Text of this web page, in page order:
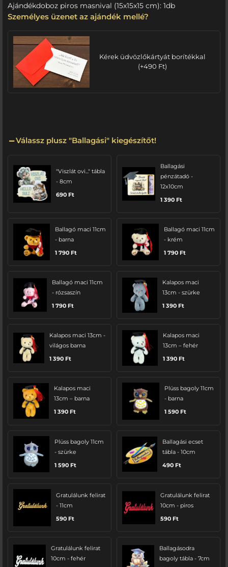
Ajándékdoboz piros masnival (15x15x15 cm): 1db
Személyes üzenet az ajándék mellé?
Kérek üdvözlőkártyát borítékkal
(+490 Ft)
Válassz plusz "Ballagási" kiegészítőt!
"Viszlát ovi..." tábla
- 8cm
690 Ft
Ballagási
pénzátadó -
12x10cm
1 390 Ft
Ballagó maci 11cm
- barna
1 790 Ft
Ballagó maci 11cm
- krém
1 790 Ft
Ballagó maci 11cm
- rózsaszín
1 790 Ft
Kalapos maci
13cm - szürke
1 390 Ft
Kalapos maci 13cm -
világos barna
1 390 Ft
Kalapos maci
13cm – fehér
1 390 Ft
Kalapos maci
13cm – barna
1 390 Ft
Plüss bagoly 11cm
- barna
1 590 Ft
Plüss bagoly 11cm
- szürke
1 590 Ft
Ballagási ecset
tábla - 10cm
490 Ft
Gratulálunk felirat
- 11cm
590 Ft
Gratulálunk felirat
10cm - piros
590 Ft
Gratulálunk felirat
10cm - fehér
Ballagásodra
bagoly tábla - 7cm